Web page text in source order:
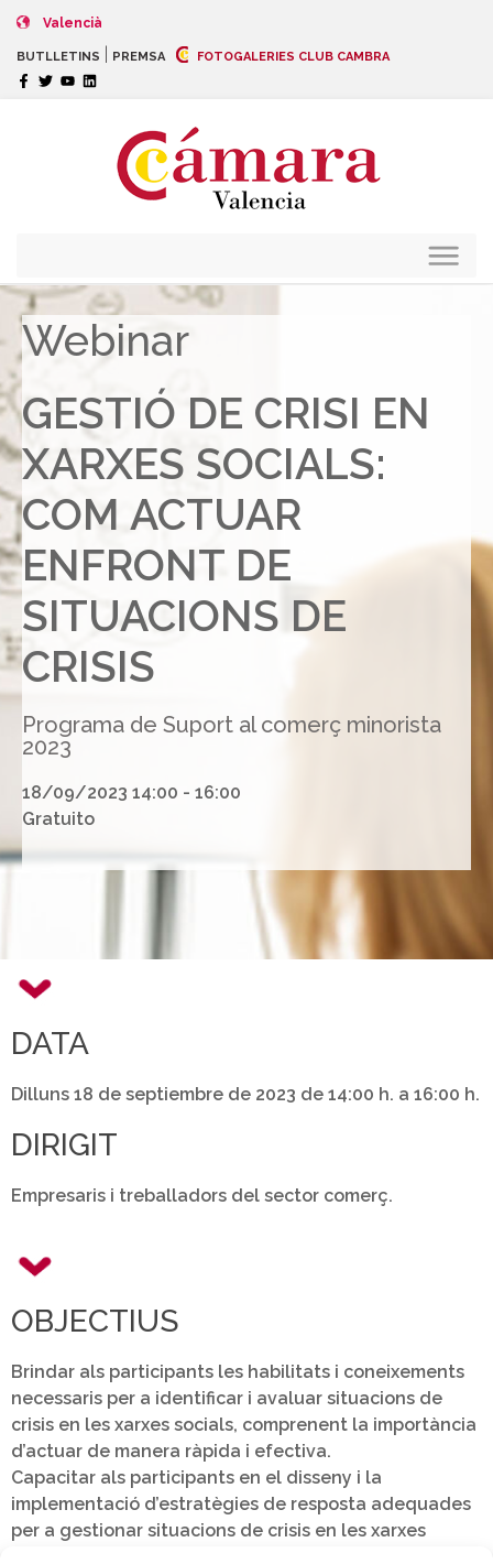
Valencià
BUTLLETINS PREMSA FOTOGALERIES CLUB CAMBRA
Webinar
GESTIÓ DE CRISI EN
XARXES SOCIALS:
COM ACTUAR
ENFRONT DE
SITUACIONS DE
CRISIS
Programa de Suport al comerç minorista
2023
18/09/2023 14:00 - 16:00
Gratuito
DATA
Dilluns 18 de septiembre de 2023 de 14:00 h. a 16:00 h.
DIRIGIT
Empresaris i treballadors del sector comerç.
OBJECTIUS
Brindar als participants les habilitats i coneixements
necessaris per a identificar i avaluar situacions de
crisis en les xarxes socials, comprenent la importància
d’actuar de manera ràpida i efectiva.
Capacitar als participants en el disseny i la
implementació d’estratègies de resposta adequades
per a gestionar situacions de crisis en les xarxes